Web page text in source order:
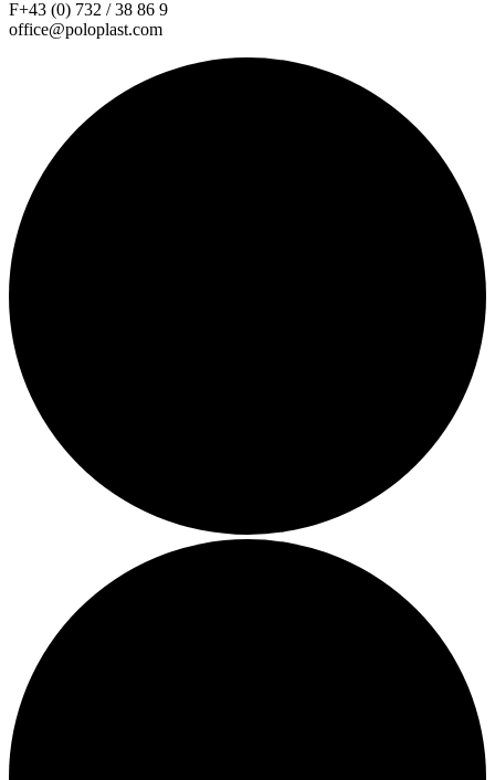
F+43 (0) 732 / 38 86 9
office@poloplast.com